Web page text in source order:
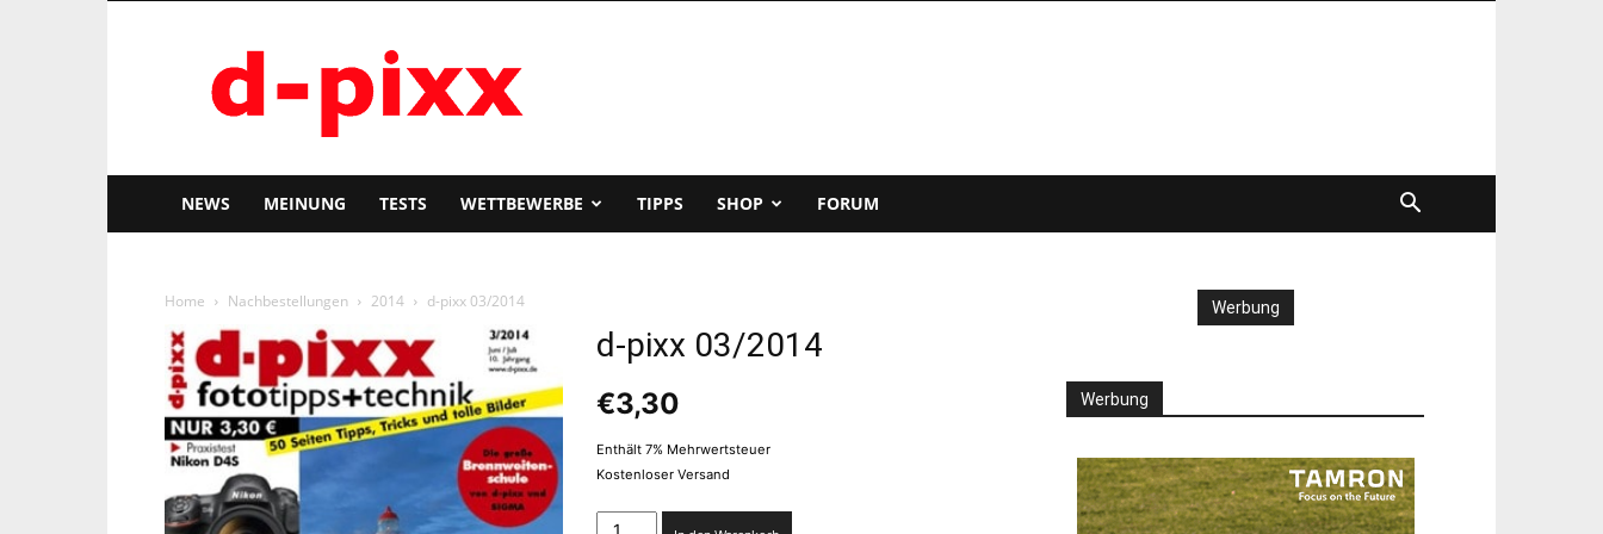
pixx
NEWS MEINUNG TESTS WETTBEWERBE TIPPS SHOP FORUM
Home Nachbestellungen 2014 d-pixx 03/2014
d-pixx 03/2014
€3,30
Enthält 7% Mehrwertsteuer
Kostenloser Versand
Werbung
Werbung